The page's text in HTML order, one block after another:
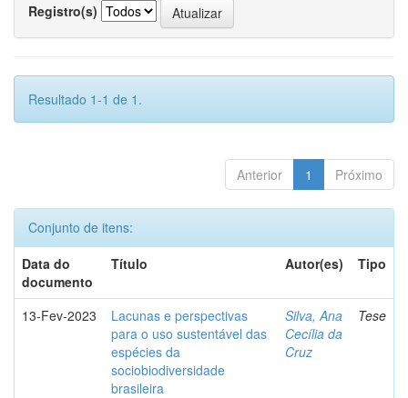
Registro(s)
Resultado 1-1 de 1.
Anterior 1 Próximo
Conjunto de itens:
Data do
documento
Título Autor(es) Tipo
13-Fev-2023
Lacunas e perspectivas
para o uso sustentável das
espécies da
sociobiodiversidade
brasileira
Silva, Ana
Cecília da
Cruz
Tese